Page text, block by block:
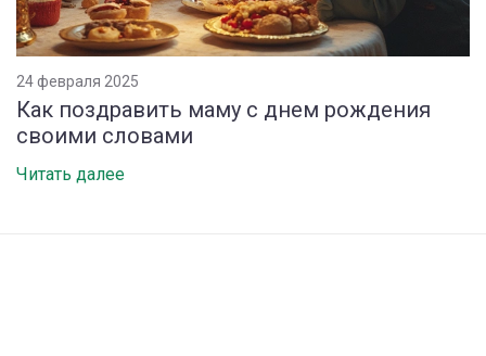
24 февраля 2025
Как поздравить маму с днем рождения
своими словами
Читать далее